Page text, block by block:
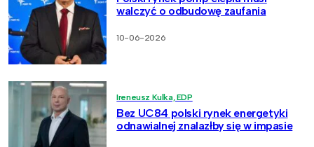
walczyć o odbudowę zaufania
10-06-2026
Ireneusz Kulka, EDP
Bez UC84 polski rynek energetyki
odnawialnej znalazłby się w impasie